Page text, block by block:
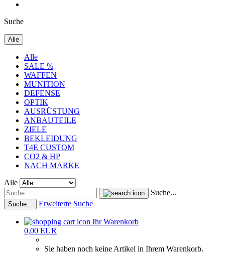
Suche
Alle
Alle
SALE %
WAFFEN
MUNITION
DEFENSE
OPTIK
AUSRÜSTUNG
ANBAUTEILE
ZIELE
BEKLEIDUNG
T4E CUSTOM
CO2 & HP
NACH MARKE
Alle
Suche...
Suche... Erweiterte Suche
Ihr Warenkorb
0,00 EUR
Sie haben noch keine Artikel in Ihrem Warenkorb.